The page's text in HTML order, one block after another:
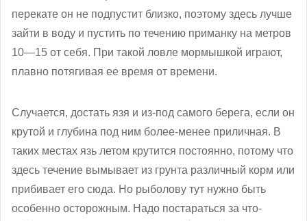
перекате он не подпустит близко, поэтому здесь лучше
зайти в воду и пустить по течению приманку на метров
10—15 от себя. При такой ловле мормышкой играют,
плавно потягивая ее время от времени.
Случается, достать язя и из-под самого берега, если он
крутой и глубина под ним более-менее приличная. В
таких местах язь летом крутится постоянно, потому что
здесь течение вымывает из грунта различный корм или
прибивает его сюда. Но рыболову тут нужно быть
особенно осторожным. Надо постараться за что-